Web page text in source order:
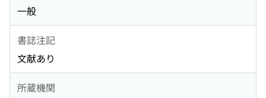
一般
書誌注記
文献あり
所蔵機関